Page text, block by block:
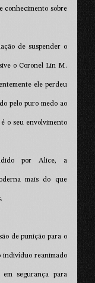
conhecimento sobre
de suspender o
o Coronel Lin M.
ele perdeu
pelo puro medo ao
o seu envolvimento
por Alice, a
mais do que
de punição para o
indivíduo reanimado
segurança para